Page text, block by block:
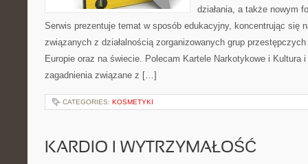
działania, a także nowym
Serwis prezentuje temat w sposób edukacyjny, koncentrując się
związanych z działalnością zorganizowanych grup
Europie oraz na świecie. Polecam Kartele Narkotykowe i Kultura
zagadnienia związane z […]
CATEGORIES: KOSMETYKI
KARDIO I WYTRZYMAŁOŚĆ